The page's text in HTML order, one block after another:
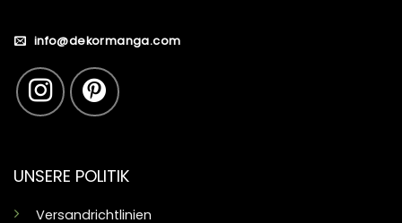
info@dekormanga.com
UNSERE POLITIK
Versandrichtlinien